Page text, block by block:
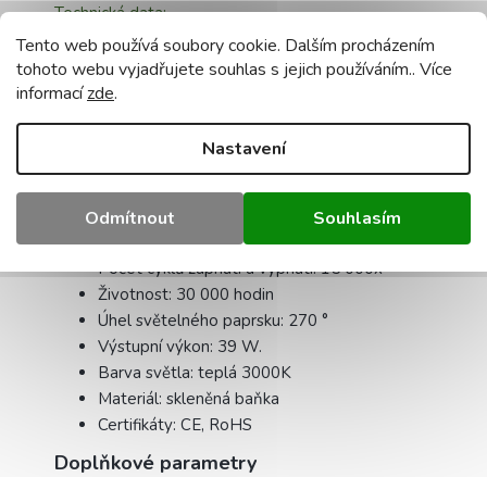
Tento web používá soubory cookie. Dalším procházením
tohoto webu vyjadřujete souhlas s jejich používáním.. Více
informacízde.
Nastavení
Odmítnout Souhlasím
Technická data:
Model: E27 39W
Napájecí napětí: 230V AC 50-60 Hz
Typ diody SMD: 2835
Velikost: délka 23,5cm / šířka 8cm / rozpětí
30cm
Stmívatelné: ne
Počet cyklů zapnutí a vypnutí: 15 000x
Životnost: 30 000 hodin
Úhel světelného paprsku: 270 °
Výstupní výkon: 39 W.
Barva světla: teplá 3000K
Materiál: skleněná baňka
Certifikáty: CE, RoHS
Doplňkové parametry